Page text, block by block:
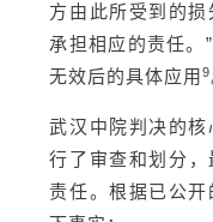
方由此所受到的
承担相应的责任。
无效后的具体应用9
武汉中院判决的
行了审查和划分
责任。根据已公